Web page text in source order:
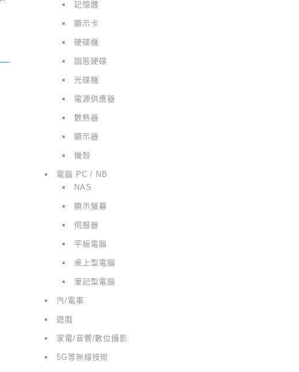
記憶體
顯示卡
硬碟機
固態硬碟
光碟機
電源供應器
散熱器
顯示器
機殼
電腦 PC / NB
NAS
顯示螢幕
伺服器
平板電腦
桌上型電腦
筆記型電腦
汽/電車
遊戲
家電/音響/數位攝影
5G等無線技術